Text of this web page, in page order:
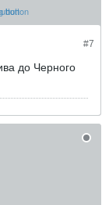
#7
до Черного